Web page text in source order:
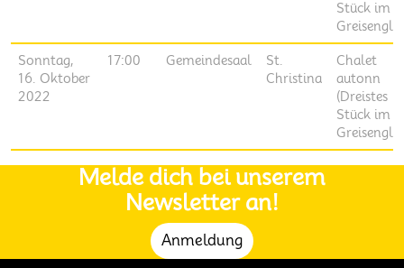
Stück im
Sonntag,
16. Oktober
2022
17:00 Gemeindesaal
St.
Christina
Chalet
autonn
(Dreistes
Stück im
Melde dich bei unserem
Newsletter an!
Anmeldung